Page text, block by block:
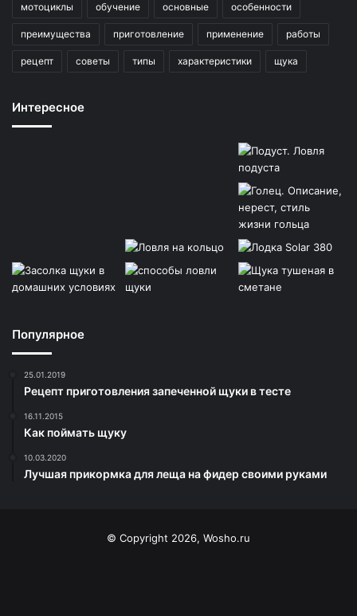
мотоциклы обучение основные особенности
преимущества приготовление применение работы
рецепт советы типы характеристики щука
Интересное
Популярное
25.01.2019
Рецепт приготовления запеченной щуки в тесте
16.11.2015
Как поймать щуку
10.03.2020
Лучшая прикормка для леща на фидер своими руками
© Copyright 2026, Wosho.ru